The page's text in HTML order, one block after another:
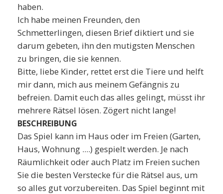
haben.
Ich habe meinen Freunden, den
Schmetterlingen, diesen Brief diktiert und sie
darum gebeten, ihn den mutigsten Menschen
zu bringen, die sie kennen.
Bitte, liebe Kinder, rettet erst die Tiere und helft
mir dann, mich aus meinem Gefängnis zu
befreien. Damit euch das alles gelingt, müsst ihr
mehrere Rätsel lösen. Zögert nicht lange!
BESCHREIBUNG
Das Spiel kann im Haus oder im Freien (Garten,
Haus, Wohnung ....) gespielt werden. Je nach
Räumlichkeit oder auch Platz im Freien suchen
Sie die besten Verstecke für die Rätsel aus, um
so alles gut vorzubereiten. Das Spiel beginnt mit